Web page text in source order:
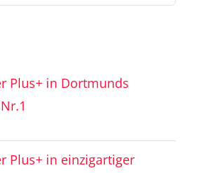
Plus+ in Dortmunds
Plus+ in einzigartiger